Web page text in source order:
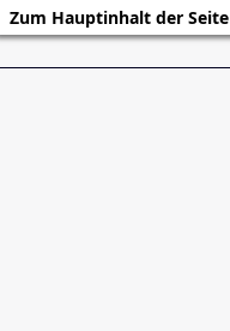
Zum Hauptinhalt der Seite